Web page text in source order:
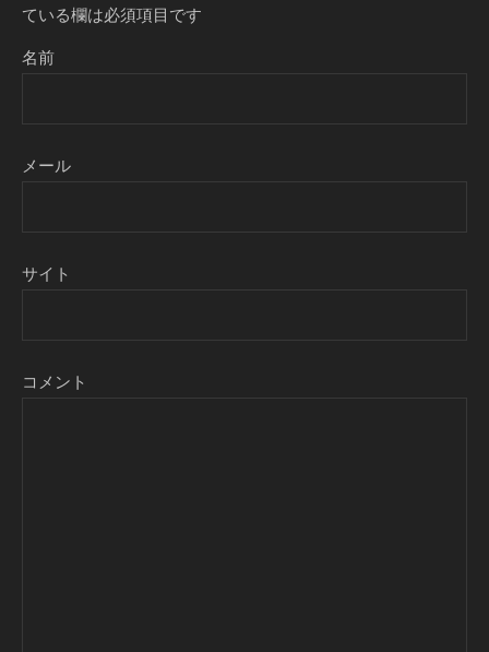
ている欄は必須項目です
名前
メール
サイト
コメント